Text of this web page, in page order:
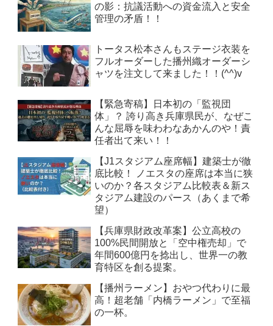
の影：抗議活動への資金流入と安全
管理の矛盾！！
トータス松本さんもステージ衣装を
フルオーダーした播州織オーダーシ
ャツを注文して来ました！！(^^)v
【緊急寄稿】日本初の「監視団
体」？ 誇り高き兵庫県民が、なぜこ
んな屈辱を味わわなあかんのや！責
任者出て来い！！
【J1スタジアム座席幅】建築士が徹
底比較！ ノエスタの座席は本当に狭
いのか？各スタジアム比較表＆新ス
タジアム建設のパース（あくまで希
望）
【兵庫県財政改革案】公立高校の
100%民間開放と「空中権売却」で
年間600億円を捻出し、世界一の教
育特区を創る提案。
【播州ラーメン】おやつ代わりに最
高！超老舗「内橋ラーメン」で至福
の一杯。